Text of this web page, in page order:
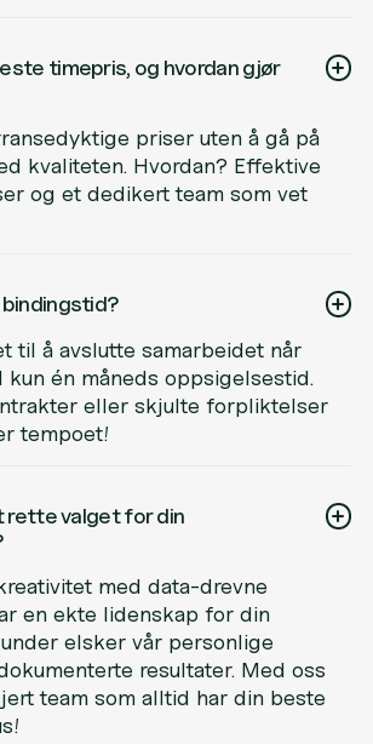
timepris, og hvordan gjør
priser uten å gå på
kvaliteten. Hvordan? Effektive
og et dedikert team som vet
til å avslutte samarbeidet når
kun én måneds oppsigelsestid.
eller skjulte forpliktelser
tempoet!
rette valget for din
med data-drevne
en ekte lidenskap for din
elsker vår personlige
resultater. Med oss
team som alltid har din beste